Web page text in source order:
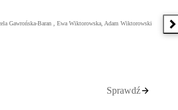
Gawrońska-Baran , Ewa Wiktorowska, Adam Wiktorowski
Sprawdź